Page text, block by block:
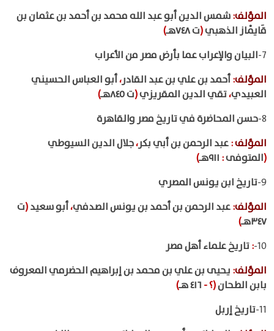
المؤلف:شمس الدين أبو عبد الله محمد بن أحمد بن عثمان بن
قَايْماز الذهبي(ت ٧٤٨هـ
)
7- البيان والإعراب عما بأرض مصر من الأعراب
المؤلف:أحمد بن علي بن عبد القادر،أبو العباس الحسيني
العبيدي،تقي الدين المقريزي(ت ٨٤٥هـ
)
8- حسن المحاضرة في تاريخ مصر والقاهرة
المؤلف:عبد الرحمن بن أبي بكر،جلال الدين السيوطي
(المتوفى:
)
9- تاريخ ابن يونس المصري
المؤلف:عبد الرحمن بن أحمد بن يونس الصدفي،أبو سعيد(ت
٣٤٧هـ
)
10-
:تاريخ علماء أهل مصر
المؤلف: يحيى بن علي بن محمد بن إبراهيم الحضرمي المعروف
بابن الطحان(؟-
)
11- تاريخ إربل